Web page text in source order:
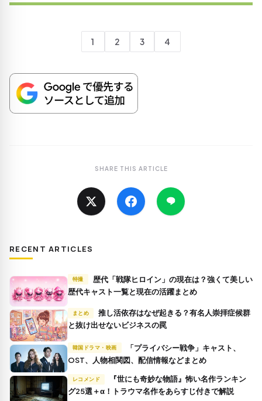
1 2 3 4
SHARE THIS ARTICLE
RECENT ARTICLES
特撮
歴代キャスト一覧と現在の活躍まとめ
まとめ
推し活依存はなぜ起きる？有名人崇拝症候群
と抜け出せないビジネスの罠
韓国ドラマ・映画
OST、人物相関図、配信情報などまとめ
レコメンド
グ25選＋α！トラウマ名作をあらすじ付きで解説